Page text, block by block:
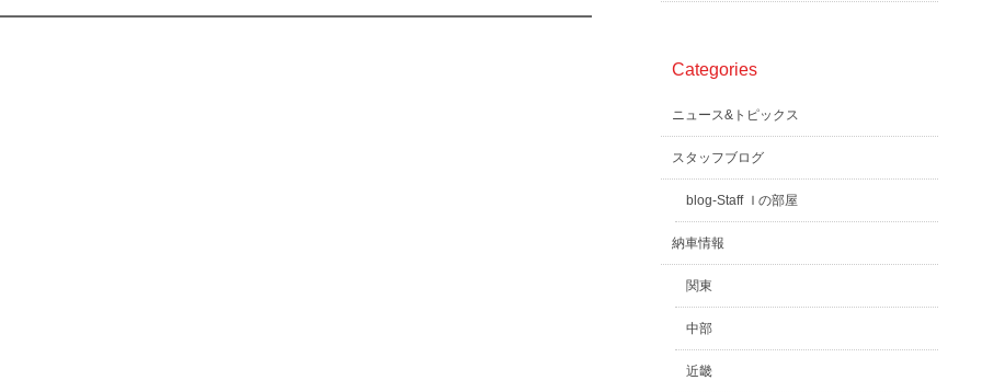
Categories
ニュース&トピックス
スタッフブログ
blog-Staff Ｉの部屋
納車情報
関東
中部
近畿